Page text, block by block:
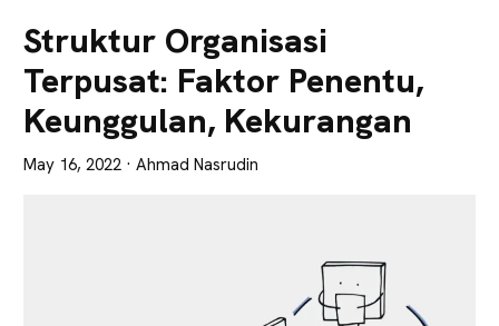
Tajam
Struktur Organisasi
Terpusat: Faktor Penentu,
Keunggulan, Kekurangan
May 16, 2022 · Ahmad Nasrudin